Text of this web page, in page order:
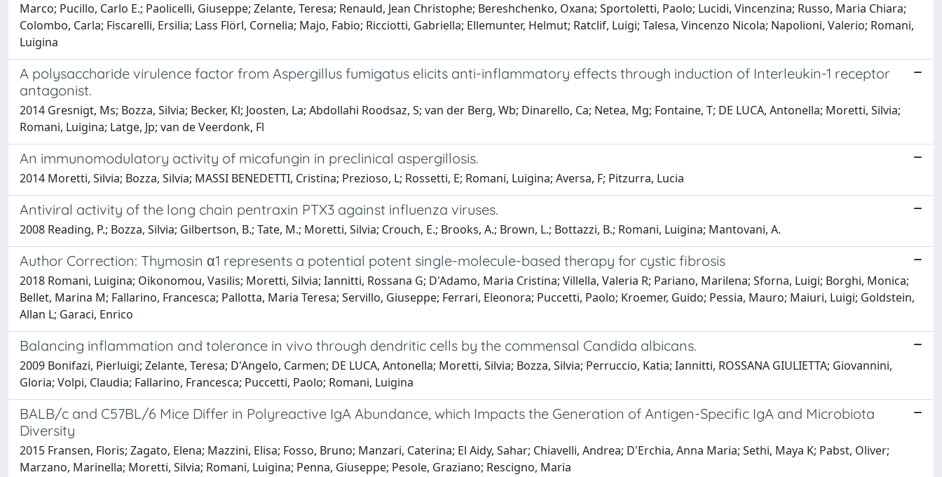
Marco; Pucillo, Carlo E.; Paolicelli, Giuseppe; Zelante, Teresa; Renauld, Jean Christophe; Bereshchenko, Oxana; Sportoletti, Paolo; Lucidi, Vincenzina; Russo, Maria Chiara;
Colombo, Carla; Fiscarelli, Ersilia; Lass Flörl, Cornelia; Majo, Fabio; Ricciotti, Gabriella; Ellemunter, Helmut; Ratclif, Luigi; Talesa, Vincenzo Nicola; Napolioni, Valerio; Romani,
Luigina
A polysaccharide virulence factor from Aspergillus fumigatus elicits anti-inflammatory effects through induction of Interleukin-1 receptor
antagonist.
2014 Gresnigt, Ms; Bozza, Silvia; Becker, Kl; Joosten, La; Abdollahi Roodsaz, S; van der Berg, Wb; Dinarello, Ca; Netea, Mg; Fontaine, T; DE LUCA, Antonella; Moretti, Silvia;
Romani, Luigina; Latge, Jp; van de Veerdonk, Fl
An immunomodulatory activity of micafungin in preclinical aspergillosis.
2014 Moretti, Silvia; Bozza, Silvia; MASSI BENEDETTI, Cristina; Prezioso, L; Rossetti, E; Romani, Luigina; Aversa, F; Pitzurra, Lucia
Antiviral activity of the long chain pentraxin PTX3 against influenza viruses.
2008 Reading, P.; Bozza, Silvia; Gilbertson, B.; Tate, M.; Moretti, Silvia; Crouch, E.; Brooks, A.; Brown, L.; Bottazzi, B.; Romani, Luigina; Mantovani, A.
Author Correction: Thymosin α1 represents a potential potent single-molecule-based therapy for cystic fibrosis
2018 Romani, Luigina; Oikonomou, Vasilis; Moretti, Silvia; Iannitti, Rossana G; D'Adamo, Maria Cristina; Villella, Valeria R; Pariano, Marilena; Sforna, Luigi; Borghi, Monica;
Bellet, Marina M; Fallarino, Francesca; Pallotta, Maria Teresa; Servillo, Giuseppe; Ferrari, Eleonora; Puccetti, Paolo; Kroemer, Guido; Pessia, Mauro; Maiuri, Luigi; Goldstein,
Allan L; Garaci, Enrico
Balancing inflammation and tolerance in vivo through dendritic cells by the commensal Candida albicans.
2009 Bonifazi, Pierluigi; Zelante, Teresa; D'Angelo, Carmen; DE LUCA, Antonella; Moretti, Silvia; Bozza, Silvia; Perruccio, Katia; Iannitti, ROSSANA GIULIETTA; Giovannini,
Gloria; Volpi, Claudia; Fallarino, Francesca; Puccetti, Paolo; Romani, Luigina
BALB/c and C57BL/6 Mice Differ in Polyreactive IgA Abundance, which Impacts the Generation of Antigen-Specific IgA and Microbiota
Diversity
2015 Fransen, Floris; Zagato, Elena; Mazzini, Elisa; Fosso, Bruno; Manzari, Caterina; El Aidy, Sahar; Chiavelli, Andrea; D'Erchia, Anna Maria; Sethi, Maya K; Pabst, Oliver;
Marzano, Marinella; Moretti, Silvia; Romani, Luigina; Penna, Giuseppe; Pesole, Graziano; Rescigno, Maria